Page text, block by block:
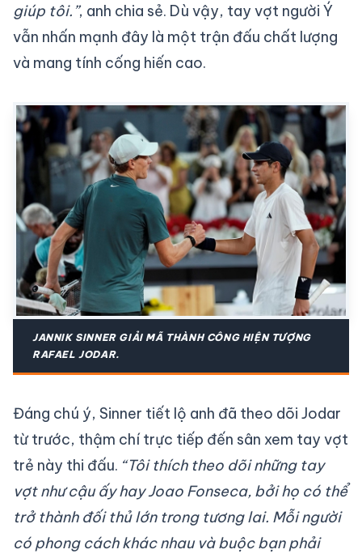
giúp tôi.”, anh chia sẻ. Dù vậy, tay vợt người Ý
vẫn nhấn mạnh đây là một trận đấu chất lượng
và mang tính cống hiến cao.
JANNIK SINNER GIẢI MÃ THÀNH CÔNG HIỆN TƯỢNG
RAFAEL JODAR.
Đáng chú ý, Sinner tiết lộ anh đã theo dõi Jodar
từ trước, thậm chí trực tiếp đến sân xem tay vợt
trẻ này thi đấu. “Tôi thích theo dõi những tay
vợt như cậu ấy hay Joao Fonseca, bởi họ có thể
trở thành đối thủ lớn trong tương lai. Mỗi người
có phong cách khác nhau và buộc bạn phải